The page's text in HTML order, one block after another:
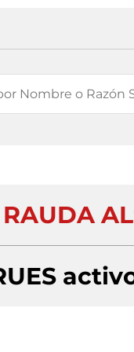
RAUDA